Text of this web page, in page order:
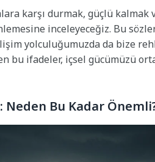
karşı durmak, güçlü
inceleyeceğiz. Bu
yolculuğumuzda da bize
bu ifadeler, içsel gücümüzü
Neden Bu Kadar